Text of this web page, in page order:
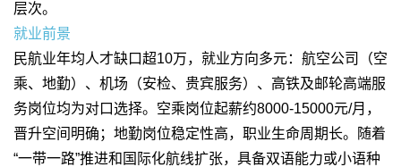
层次。
就业前景
民航业年均人才缺口超10万，就业方向多元：航空公司（空
乘、地勤）、机场（安检、贵宾服务）、高铁及邮轮高端服
务岗位均为对口选择。空乘岗位起薪约8000-15000元/月，
晋升空间明确；地勤岗位稳定性高，职业生命周期长。随着
“一带一路”推进和国际化航线扩张，具备双语能力或小语种